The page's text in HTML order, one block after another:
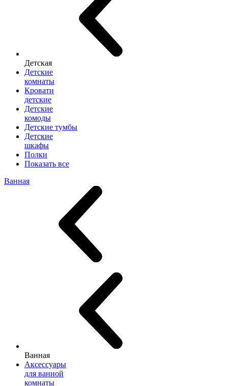
Детская
Детские
комнаты
Кровати
детские
Детские
комоды
Детские тумбы
Детские
шкафы
Полки
Показать все
Ванная
Ванная
Аксессуары
для ванной
комнаты